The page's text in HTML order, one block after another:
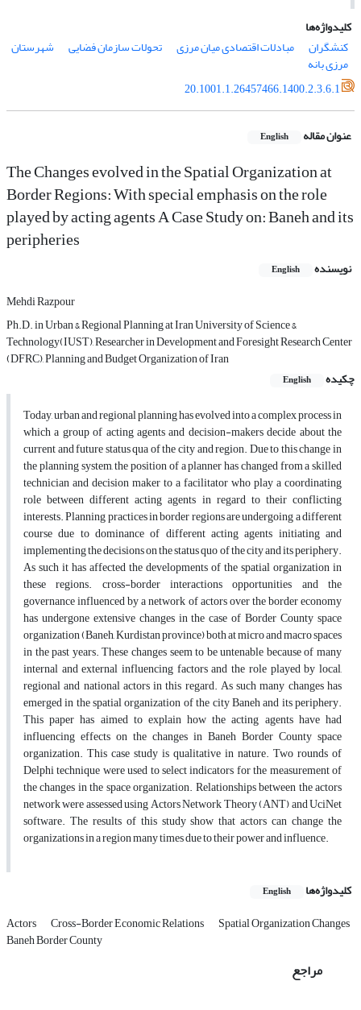
کلیدواژه‌ها
کنشگران
مبادلات اقتصادی میان مرزی تحولات سازمان فضایی شهرستان
مرزی بانه
20.1001.1.26457466.1400.2.3.6.1
عنوان مقاله English
The Changes evolved in the Spatial Organization at
Border Regions: With special emphasis on the role
played by acting agents A Case Study on: Baneh and its
peripheries
نویسنده English
Mehdi Razpour
Ph.D. in Urban & Regional Planning at Iran University of Science &
Technology(IUST), Researcher in Development and Foresight Research Center
(DFRC), Planning and Budget Organization of Iran
چکیده
English
Today, urban and regional planning has evolved into a complex process in
which a group of acting agents and decision-makers decide about the
current and future status qua of the city and region. Due to this change in
the planning system, the position of a planner has changed from a skilled
technician and decision maker to a facilitator who play a coordinating
role between different acting agents in regard to their conflicting
interests. Planning practices in border regions are undergoing a different
course due to dominance of different acting agents initiating and
implementing the decisions on the status quo of the city and its periphery.
As such it has affected the developments of the spatial organization in
these regions. cross-border interactions opportunities and the
governance influenced by a network of actors over the border economy
has undergone extensive changes in the case of Border County space
organization (Baneh, Kurdistan province) both at micro and macro spaces
in the past years. These changes seem to be untenable because of many
internal and external influencing factors and the role played by local,
regional and national actors in this regard. As such many changes has
emerged in the spatial organization of the city Baneh and its periphery.
This paper has aimed to explain how the acting agents have had
influencing effects on the changes in Baneh Border County space
organization. This case study is qualitative in nature. Two rounds of
Delphi technique were used to select indicators for the measurement of
the changes in the space organization. Relationships between the actors
network were assessed using Actors Network Theory (ANT) and UciNet
software. The results of this study show that actors can change the
organizations in a region many times due to their power and influence.
کلیدواژه‌ها English
Actors Cross-Border Economic Relations Spatial Organization Changes
Baneh Border County
مراجع